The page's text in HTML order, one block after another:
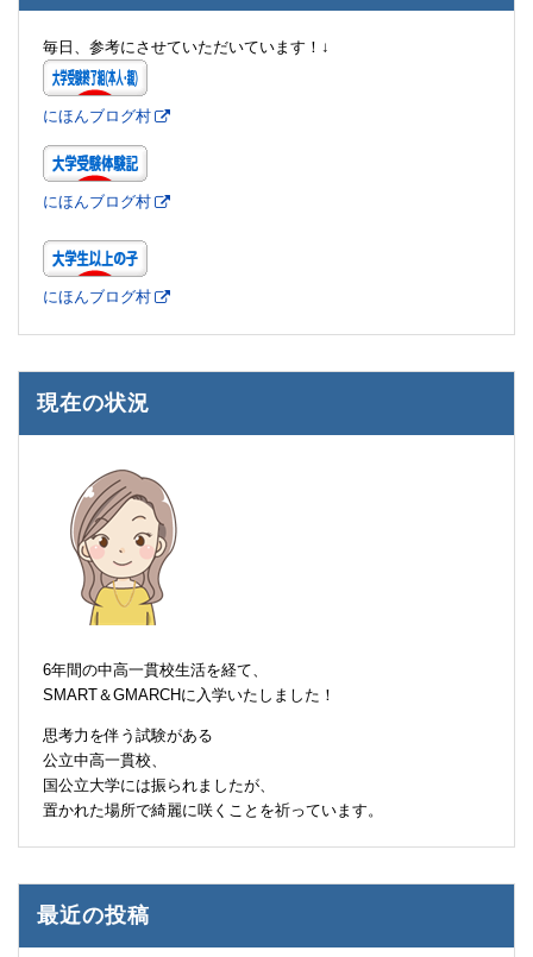
毎日、参考にさせていただいています！↓
にほんブログ村
にほんブログ村
にほんブログ村
現在の状況
6年間の中高一貫校生活を経て、
SMART＆GMARCHに入学いたしました！
思考力を伴う試験がある
公立中高一貫校、
国公立大学には振られましたが、
置かれた場所で綺麗に咲くことを祈っています。
最近の投稿